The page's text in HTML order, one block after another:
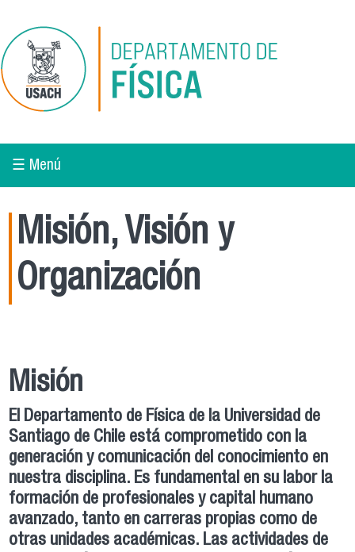
☰ Menú
Misión, Visión y
Organización
Misión
El Departamento de Física de la Universidad de
Santiago de Chile está comprometido con la
generación y comunicación del conocimiento en
nuestra disciplina. Es fundamental en su labor la
formación de profesionales y capital humano
avanzado, tanto en carreras propias como de
otras unidades académicas. Las actividades de